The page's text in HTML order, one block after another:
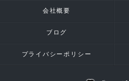
会社概要
ブログ
プライバシーポリシー